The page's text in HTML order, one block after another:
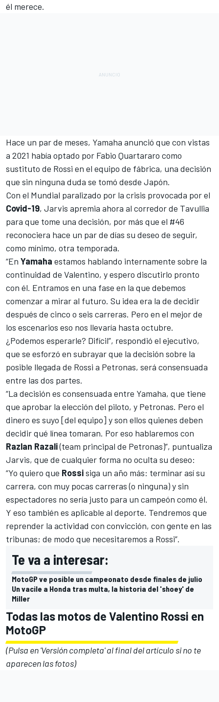
él merece.
Hace un par de meses, Yamaha anunció que con vistas
a 2021 había optado por Fabio Quartararo como
sustituto de Rossi en el equipo de fábrica, una decisión
que sin ninguna duda se tomó desde Japón.
Con el Mundial paralizado por la crisis provocada por el
Covid-19, Jarvis apremia ahora al corredor de Tavullia
para que tome una decisión, por más que el #46
reconociera hace un par de días su deseo de seguir,
como mínimo, otra temporada.
“En Yamaha estamos hablando internamente sobre la
continuidad de Valentino, y espero discutirlo pronto
con él. Entramos en una fase en la que debemos
comenzar a mirar al futuro. Su idea era la de decidir
después de cinco o seis carreras. Pero en el mejor de
los escenarios eso nos llevaría hasta octubre.
¿Podemos esperarle? Difícil”, respondió el ejecutivo,
que se esforzó en subrayar que la decisión sobre la
posible llegada de Rossi a Petronas, será consensuada
entre las dos partes.
“La decisión es consensuada entre Yamaha, que tiene
que aprobar la elección del piloto, y Petronas. Pero el
dinero es suyo [del equipo] y son ellos quienes deben
decidir qué línea tomaran. Por eso hablaremos con
Razlan Razali(team principal de Petronas)”, puntualiza
Jarvis, que de cualquier forma no oculta su deseo:
“Yo quiero que Rossisiga un año más: terminar así su
carrera, con muy pocas carreras (o ninguna) y sin
espectadores no sería justo para un campeón como él.
Y eso también es aplicable al deporte. Tendremos que
reprender la actividad con convicción, con gente en las
tribunas; de modo que necesitaremos a Rossi”.
Te va a interesar:
MotoGP ve posible un campeonato desde finales de julio
Un vacile a Honda tras multa, la historia del 'shoey' de
Miller
Todas las motos de Valentino Rossi en
MotoGP
(Pulsa en 'Versión completa' al final del artículo si no te
aparecen las fotos)